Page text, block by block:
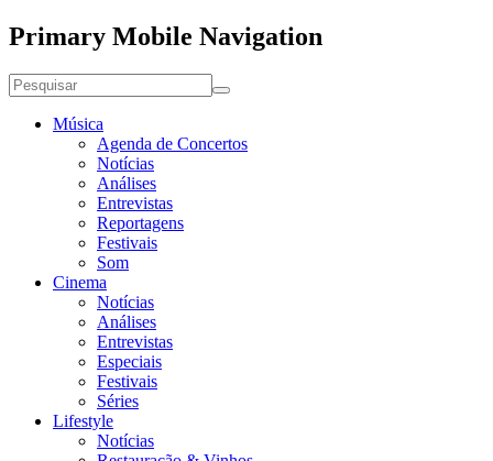
Primary Mobile Navigation
Música
Agenda de Concertos
Notícias
Análises
Entrevistas
Reportagens
Festivais
Som
Cinema
Notícias
Análises
Entrevistas
Especiais
Festivais
Séries
Lifestyle
Notícias